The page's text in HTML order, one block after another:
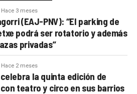
Hace 3 meses
(EAJ-PNV): “El parking de
podrá ser rotatorio y además
privadas”
Hace 2 meses
la quinta edición de
teatro y circo en sus barrios